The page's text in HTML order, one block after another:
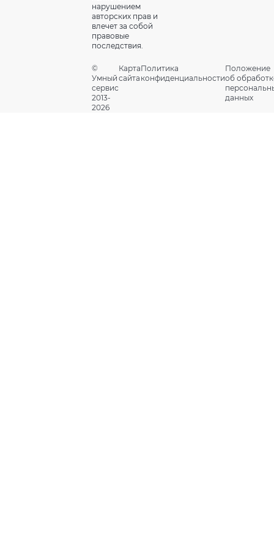
нарушением
авторских прав и
влечет за собой
правовые
последствия.
©
Умный
сервис
2013-
2026
Карта
сайта
Политика
конфиденциальности
Положение
об
данных